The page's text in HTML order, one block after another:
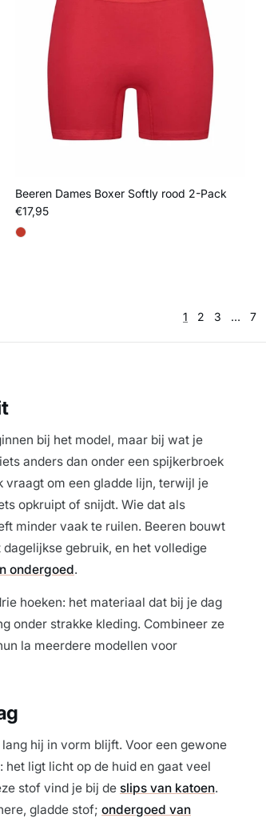
Beeren Dames Boxer Softly rood 2-Pack
Reguliere prijs
€17,95
1 2 3 … 7
bij het model, maar bij wat je
anders dan onder een spijkerbroek
vraagt om een gladde lijn, terwijl je
opkruipt of snijdt. Wie dat als
minder vaak te ruilen. Beeren bouwt
gebruik, en het volledige
ondergoed.
hoeken: het materiaal dat bij je dag
onder strakke kleding. Combineer ze
la meerdere modellen voor
hij in vorm blijft. Voor een gewone
ligt licht op de huid en gaat veel
stof vind je bij de slips van katoen.
gladde stof; ondergoed van